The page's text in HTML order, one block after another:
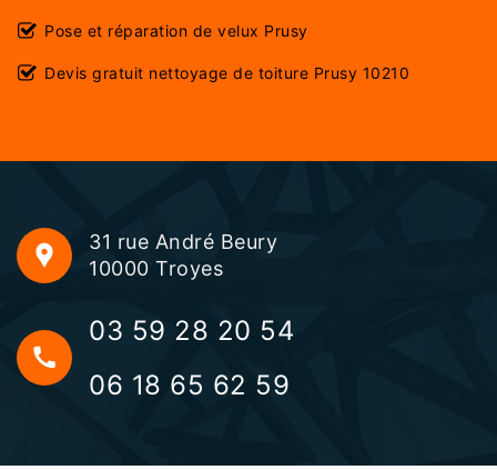
Pose et réparation de velux Prusy
Devis gratuit nettoyage de toiture Prusy 10210
31 rue André Beury
10000 Troyes
03 59 28 20 54
06 18 65 62 59